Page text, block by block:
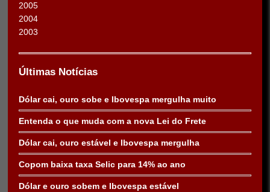
2005
2004
2003
Últimas Notícias
Dólar cai, ouro sobe e Ibovespa mergulha muito
Entenda o que muda com a nova Lei do Frete
Dólar cai, ouro estável e Ibovespa mergulha
Copom baixa taxa Selic para 14% ao ano
Dólar e ouro sobem e Ibovespa estável